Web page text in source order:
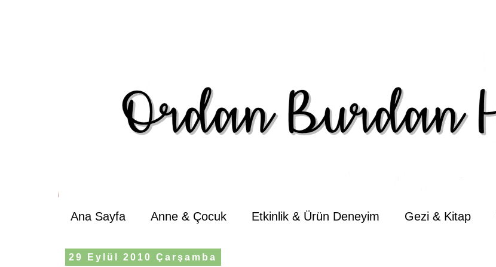
Ana Sayfa Anne & Çocuk Etkinlik & Ürün Deneyim Gezi & Kitap
29 Eylül 2010 Çarşamba